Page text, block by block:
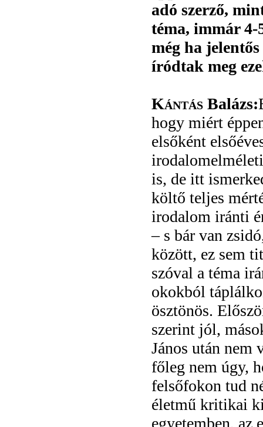
adó szerző,
téma, immár
még ha
íródtak meg
Kántás Balázs:
hogy miért
elsőként
is, de itt
költő teljes
irodalom iránti
– s bár van
között, ez sem
szóval a téma
okokból
ösztönös.
szerint jól,
János után
főleg nem úgy,
felsőfokon tud
életmű kritikai